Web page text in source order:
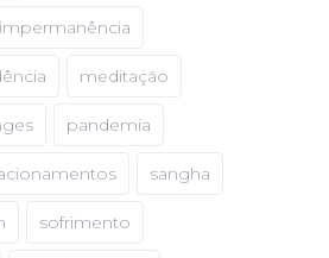
impermanência
meditação
pandemia
sangha
sofrimento